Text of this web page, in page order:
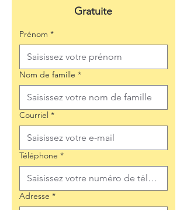
Gratuite
Prénom *
Nom de famille *
Courriel *
Téléphone *
Adresse *